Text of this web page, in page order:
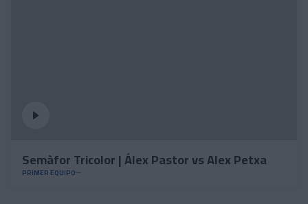
Semàfor Tricolor | Álex Pastor vs Alex Petxa
PRIMER EQUIPO